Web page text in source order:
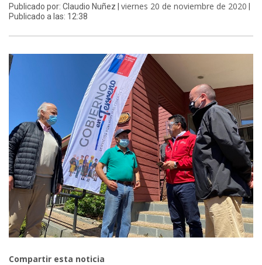
Publicado por: Claudio Nuñez | viernes 20 de noviembre de 2020
Publicado a las: 12:38
Compartir esta noticia